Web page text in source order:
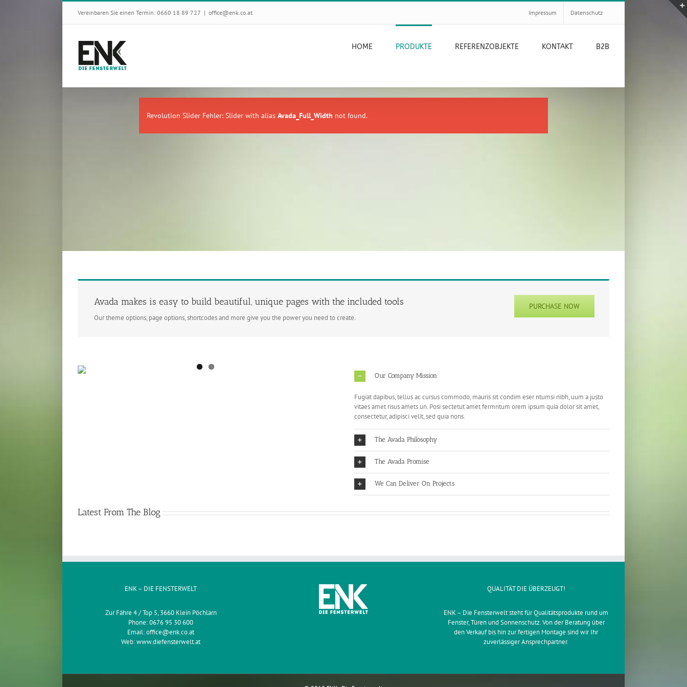
Vereinbaren Sie einen Termin: 0660 18 89 727 | office@enk.co.at Impressum Datenschutz
HOME PRODUKTE REFERENZOBJEKTE KONTAKT B2B
Revolution Slider Fehler: Slider with alias Avada_Full_Width not found.
PURCHASE NOW
Avada makes is easy to build beautiful, unique pages with the included tools
Our theme options, page options, shortcodes and more give you the power you need to create.
Our Company Mission
Fugiat dapibus, tellus ac cursus commodo, mauris sit condim eser ntumsi nibh, uum a justo
vitaes amet risus amets un. Posi sectetut amet fermntum orem ipsum quia dolor sit amet,
consectetur, adipisci velit, sed quia nons.
The Avada Philosophy
The Avada Promise
We Can Deliver On Projects
Latest From The Blog
ENK – DIE FENSTERWELT
Zur Fähre 4 / Top 5, 3660 Klein Pöchlarn
Phone:0676 95 30 600
Email:office@enk.co.at
Web:www.diefensterwelt.at
QUALITÄT DIE ÜBERZEUGT!
ENK – Die Fensterwelt steht für Qualitätsprodukte rund um
Fenster, Türen und Sonnenschutz. Von der Beratung über
den Verkauf bis hin zur fertigen Montage sind wir Ihr
zuverlässiger Ansprechpartner.